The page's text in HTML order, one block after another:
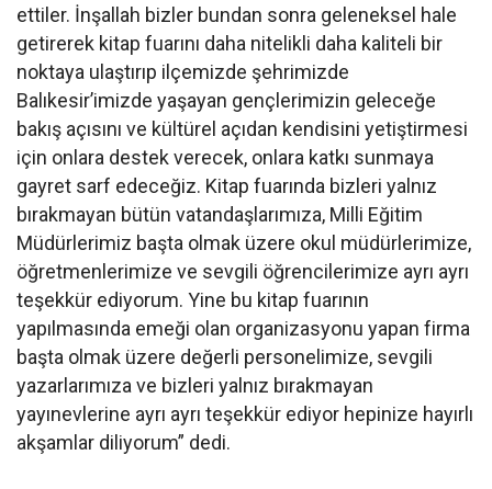
ettiler. İnşallah bizler bundan sonra geleneksel hale
getirerek kitap fuarını daha nitelikli daha kaliteli bir
noktaya ulaştırıp ilçemizde şehrimizde
Balıkesir’imizde yaşayan gençlerimizin geleceğe
bakış açısını ve kültürel açıdan kendisini yetiştirmesi
için onlara destek verecek, onlara katkı sunmaya
gayret sarf edeceğiz. Kitap fuarında bizleri yalnız
bırakmayan bütün vatandaşlarımıza, Milli Eğitim
Müdürlerimiz başta olmak üzere okul müdürlerimize,
öğretmenlerimize ve sevgili öğrencilerimize ayrı ayrı
teşekkür ediyorum. Yine bu kitap fuarının
yapılmasında emeği olan organizasyonu yapan firma
başta olmak üzere değerli personelimize, sevgili
yazarlarımıza ve bizleri yalnız bırakmayan
yayınevlerine ayrı ayrı teşekkür ediyor hepinize hayırlı
akşamlar diliyorum” dedi.